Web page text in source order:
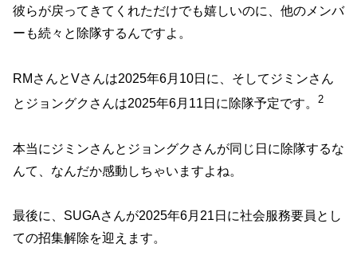
彼らが戻ってきてくれただけでも嬉しいのに、他のメンバ
ーも続々と除隊するんですよ。
RMさんとVさんは2025年6月10日に、そしてジミンさん
とジョングクさんは2025年6月11日に除隊予定です。
2
本当にジミンさんとジョングクさんが同じ日に除隊するな
んて、なんだか感動しちゃいますよね。
最後に、SUGAさんが2025年6月21日に社会服務要員とし
ての招集解除を迎えます。